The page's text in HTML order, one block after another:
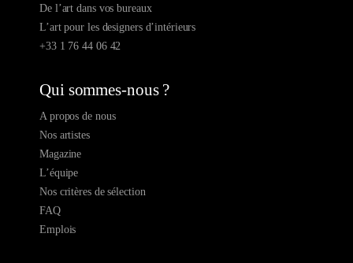
De l’art dans vos bureaux
L’art pour les designers d’intérieurs
+33 1 76 44 06 42
Qui sommes-nous ?
A propos de nous
Nos artistes
Magazine
L’équipe
Nos critères de sélection
FAQ
Emplois